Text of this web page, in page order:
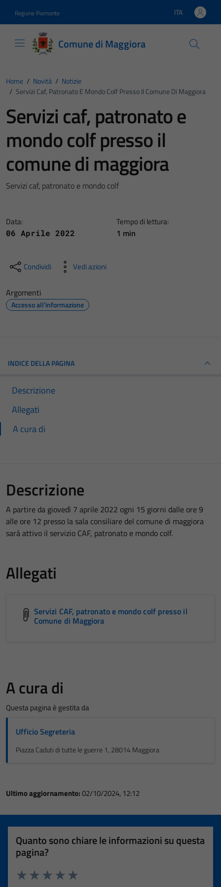
Regione Piemonte Lingua attiva:
ITA
Comune di Maggiora
Home / Novità / Notizie
/ Servizi Caf, Patronato E Mondo Colf Presso Il Comune Di Maggiora
Servizi caf, patronato e
mondo colf presso il
comune di maggiora
Servizi caf, patronato e mondo colf
Data:
06 Aprile 2022
Tempo di lettura:
1 min
Condividi Vedi azioni
Argomenti
Accesso all'informazione
INDICE DELLA PAGINA
Descrizione
Allegati
A cura di
Descrizione
A partire da giovedì 7 aprile 2022 ogni 15 giorni dalle ore 9
alle ore 12 presso la sala consiliare del comune di maggiora
sarà attivo il servizio CAF, patronato e mondo colf.
Allegati
Servizi CAF, patronato e mondo colf presso il
Comune di Maggiora
A cura di
Questa pagina è gestita da
Ufficio Segreteria
Piazza Caduti di tutte le guerre 1, 28014 Maggiora
Ultimo aggiornamento:02/10/2024, 12:12
Quanto sono chiare le informazioni su questa
pagina?